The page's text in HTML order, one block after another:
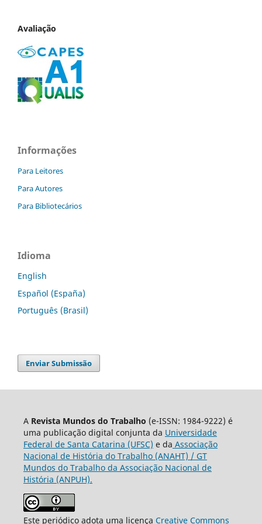
Avaliação
Informações
Para Leitores
Para Autores
Para Bibliotecários
Idioma
English
Español (España)
Português (Brasil)
Enviar Submissão
A Revista Mundos do Trabalho (e-ISSN: 1984-9222) é
uma publicação digital conjunta da Universidade
Federal de Santa Catarina (UFSC) e da Associação
Nacional de História do Trabalho (ANAHT) / GT
Mundos do Trabalho da Associação Nacional de
História (ANPUH).
Este periódico adota uma licença Creative Commons